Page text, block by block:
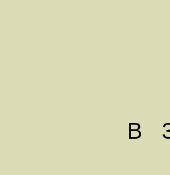
В 31